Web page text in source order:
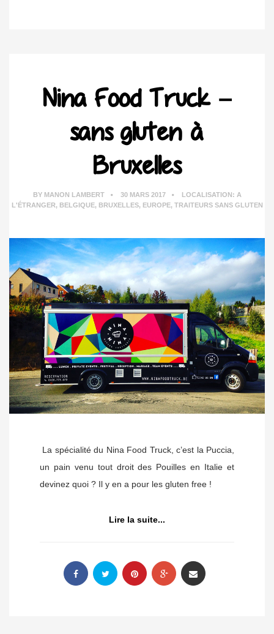
Nina Food Truck –
sans gluten à
Bruxelles
BY MANON LAMBERT 30 MARS 2017 LOCALISATION: A
L'ÉTRANGER, BELGIQUE, BRUXELLES, EUROPE, TRAITEURS SANS GLUTEN
La spécialité du Nina Food Truck, c’est la Puccia,
un pain venu tout droit des Pouilles en Italie et
devinez quoi ? Il y en a pour les gluten free !
Lire la suite...